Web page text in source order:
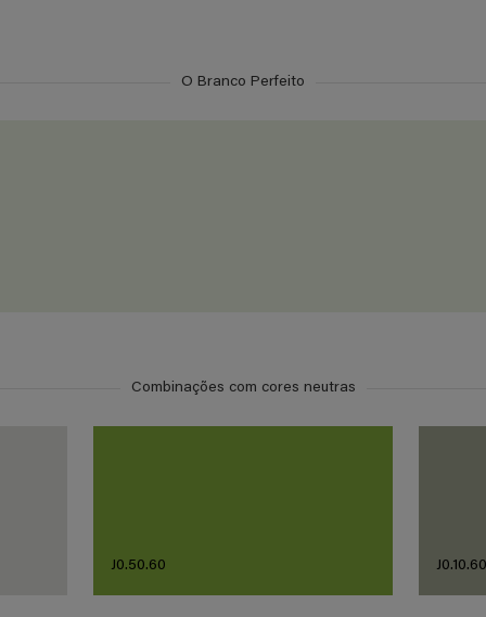
O Branco Perfeito
Combinações com cores neutras
J0.50.60